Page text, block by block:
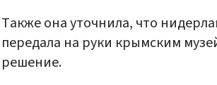
Также она уточнила, что
передала на руки крымским
решение.